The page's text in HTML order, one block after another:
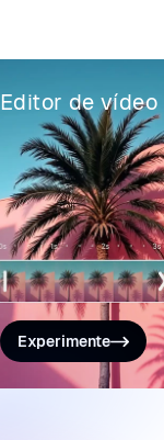
Editor de vídeo
Experimente